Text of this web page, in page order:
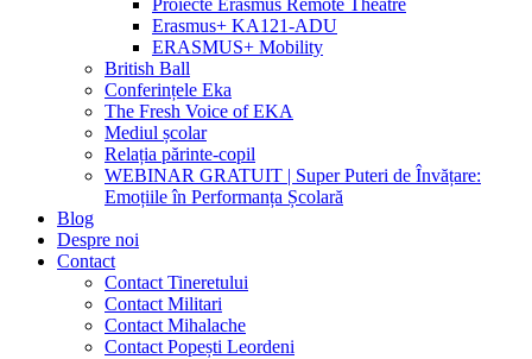
Proiecte Erasmus Remote Theatre
Erasmus+ KA121-ADU
ERASMUS+ Mobility
British Ball
Conferințele Eka
The Fresh Voice of EKA
Mediul școlar
Relația părinte-copil
WEBINAR GRATUIT | Super Puteri de Învățare:
Emoțiile în Performanța Școlară
Blog
Despre noi
Contact
Contact Tineretului
Contact Militari
Contact Mihalache
Contact Popești Leordeni